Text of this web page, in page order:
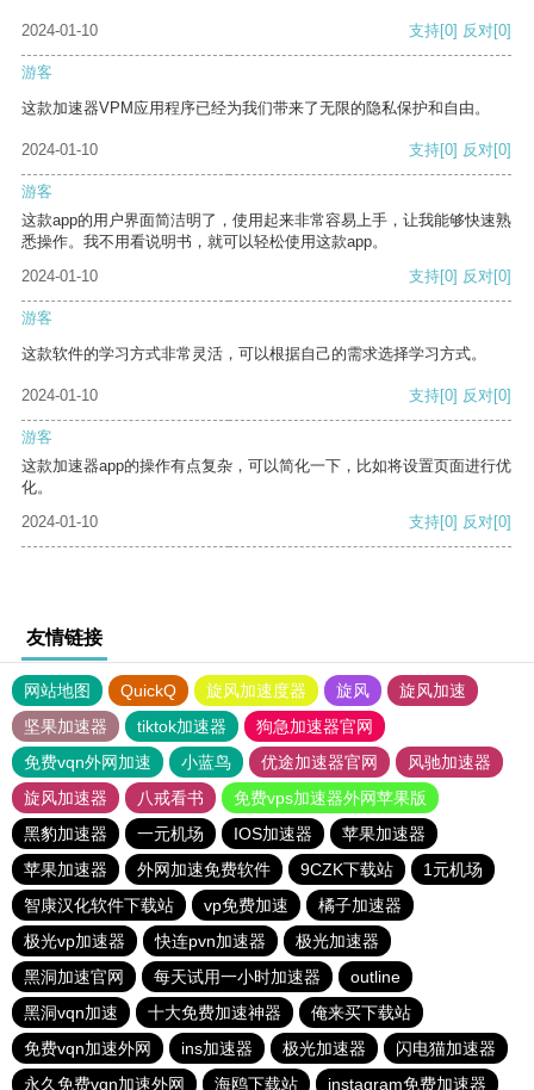
2024-01-10 支持[0] 反对[0]
游客
这款加速器VPM应用程序已经为我们带来了无限的隐私保护和自由。
2024-01-10 支持[0] 反对[0]
游客
这款app的用户界面简洁明了，使用起来非常容易上手，让我能够快速熟
悉操作。我不用看说明书，就可以轻松使用这款app。
2024-01-10
支持[0] 反对[0]
游客
这款软件的学习方式非常灵活，可以根据自己的需求选择学习方式。
2024-01-10 支持[0] 反对[0]
游客
这款加速器app的操作有点复杂，可以简化一下，比如将设置页面进行优
化。
2024-01-10
支持[0] 反对[0]
友情链接
网站地图 QuickQ 旋风加速度器 旋风
旋风加速
坚果加速器
tiktok加速器
狗急加速器官网
免费vqn外网加速
小蓝鸟 优途加速器官网
风驰加速器
旋风加速器
八戒看书
免费vps加速器外网苹果版
黑豹加速器
一元机场 IOS加速器
苹果加速器
苹果加速器
外网加速免费软件 9CZK下载站
1元机场
智康汉化软件下载站
vp免费加速
橘子加速器
极光vp加速器
快连pvn加速器
极光加速器
黑洞加速官网
每天试用一小时加速器
outline
黑洞vqn加速
十大免费加速神器
俺来买下载站
免费vqn加速外网
ins加速器 极光加速器
闪电猫加速器
永久免费vqn加速外网
海鸥下载站 instagram免费加速器